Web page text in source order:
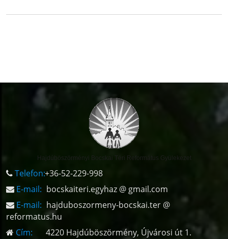
Hajdúböszörményi Bocskai Téri Református Gyülekezet
Telefon:+36-52-229-998
E-mail: bocskaiteri.egyhaz @ gmail.com
E-mail: hajduboszormeny-bocskai.ter @
reformatus.hu
Cím:
4220 Hajdúböszörmény, Újvárosi út 1.